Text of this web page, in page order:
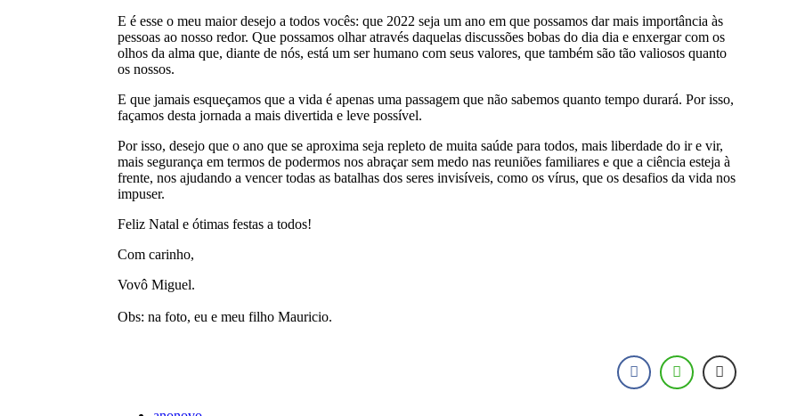
E é esse o meu maior desejo a todos vocês: que 2022 seja um ano em que possamos dar mais importância às
pessoas ao nosso redor. Que possamos olhar através daquelas discussões bobas do dia dia e enxergar com os
olhos da alma que, diante de nós, está um ser humano com seus valores, que também são tão valiosos quanto
os nossos.
E que jamais esqueçamos que a vida é apenas uma passagem que não sabemos quanto tempo durará. Por isso,
façamos desta jornada a mais divertida e leve possível.
Por isso, desejo que o ano que se aproxima seja repleto de muita saúde para todos, mais liberdade do ir e vir,
mais segurança em termos de podermos nos abraçar sem medo nas reuniões familiares e que a ciência esteja à
frente, nos ajudando a vencer todas as batalhas dos seres invisíveis, como os vírus, que os desafios da vida nos
impuser.
Feliz Natal e ótimas festas a todos!
Com carinho,
Vovô Miguel.
Obs: na foto, eu e meu filho Mauricio.